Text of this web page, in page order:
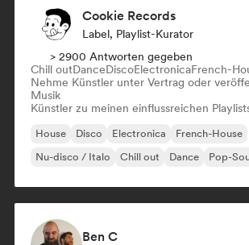
Cookie Records
Label, Playlist-Kurator
> 2900 Antworten gegeben
Chill outDanceDiscoElectronicaFrench-
Nehme Künstler unter Vertrag oder
Musik
Künstler zu meinen einflussreichen
House Disco Electronica
French-House
Nu-disco / Italo
Chill out Dance Pop-
Ben C